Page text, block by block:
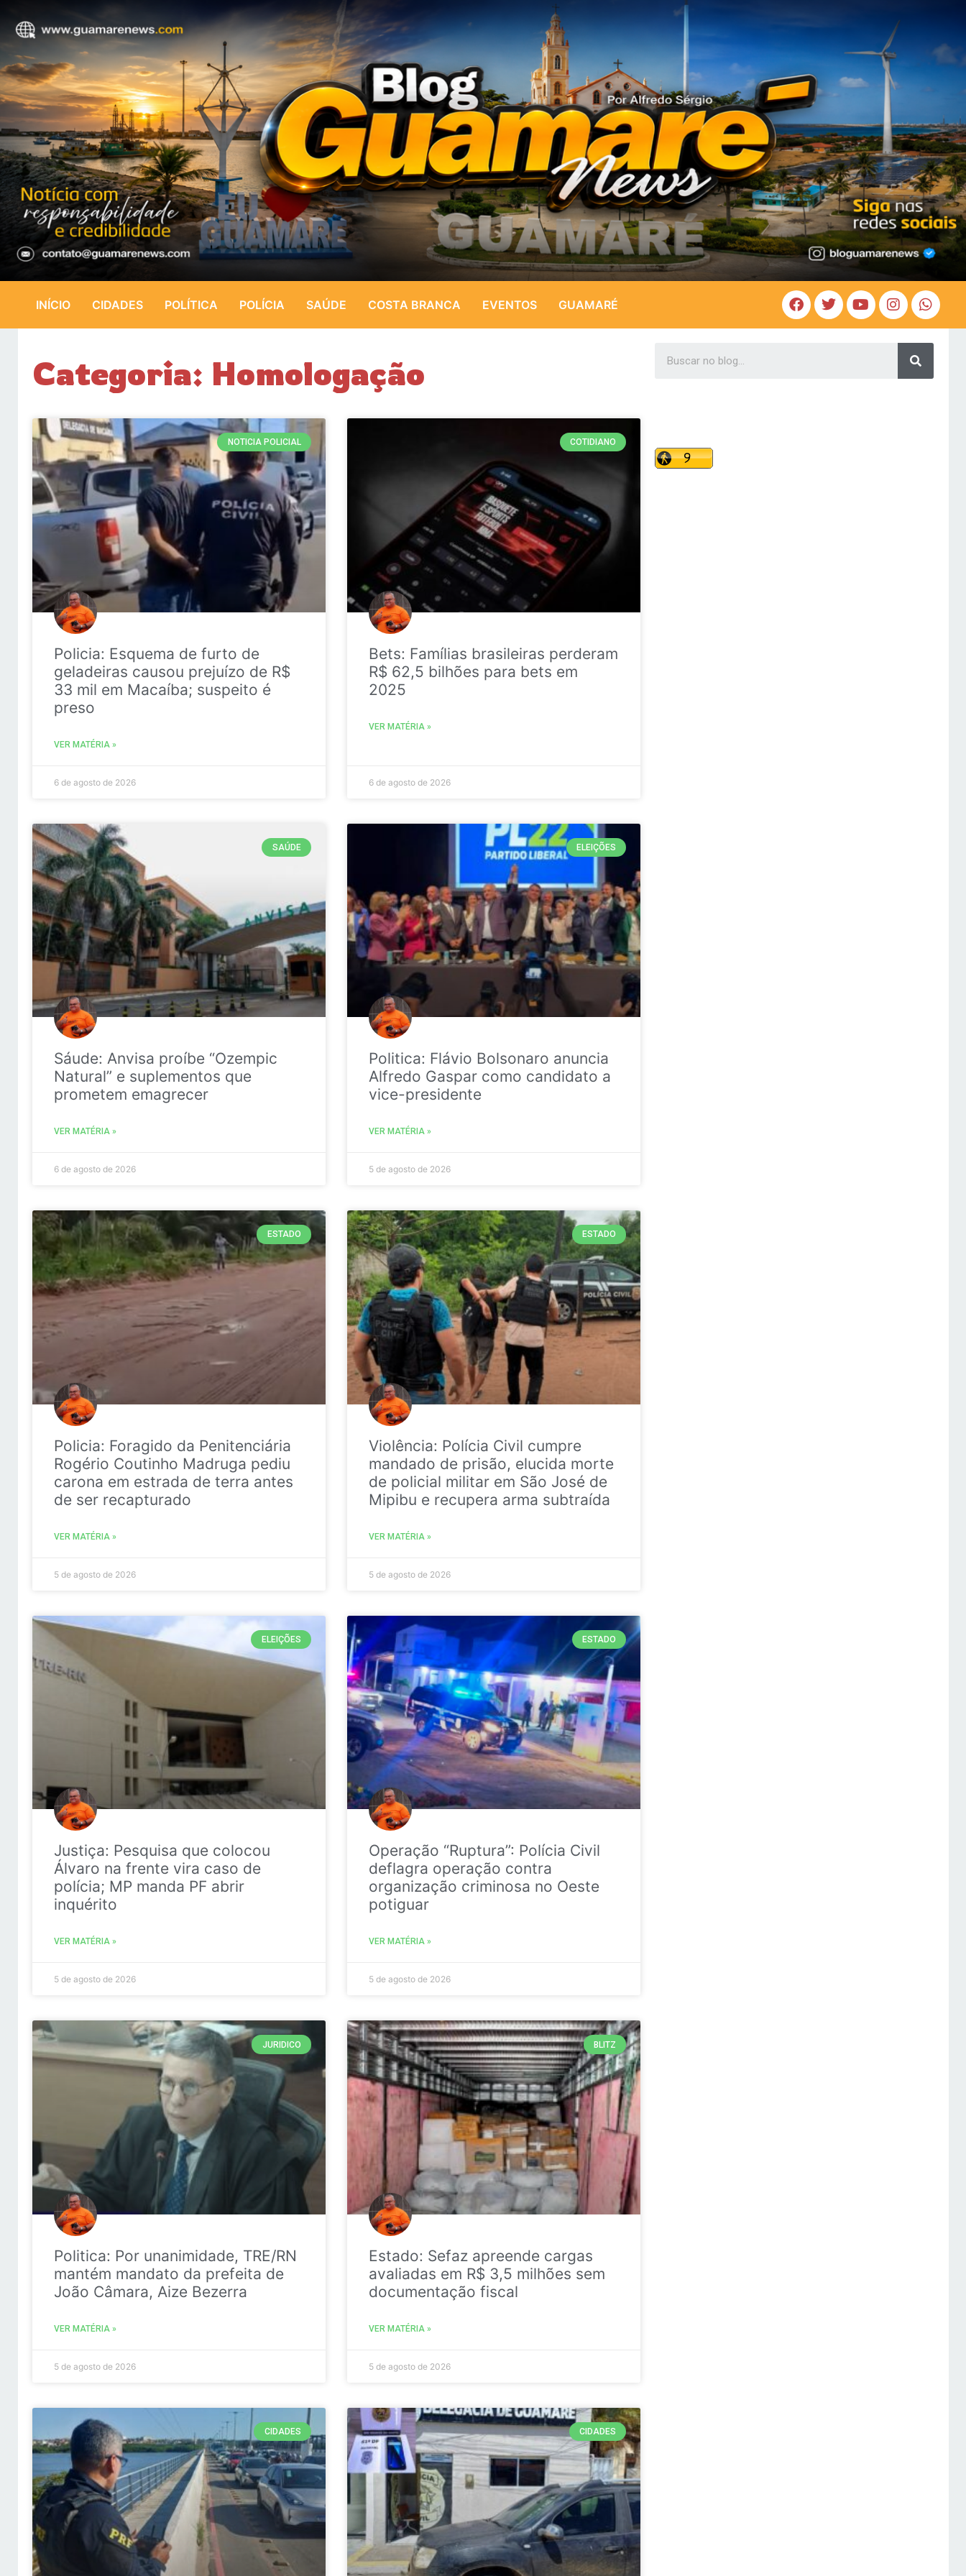
INÍCIO CIDADES POLÍTICA POLÍCIA SAÚDE COSTA BRANCA EVENTOS GUAMARÉ
Categoria: Homologação
NOTICIA POLICIAL
Policia: Esquema de furto de
geladeiras causou prejuízo de R$
33 mil em Macaíba; suspeito é
preso
VER MATÉRIA »
6 de agosto de 2026
COTIDIANO
Bets: Famílias brasileiras perderam
R$ 62,5 bilhões para bets em
2025
VER MATÉRIA »
6 de agosto de 2026
SAÚDE
Sáude: Anvisa proíbe “Ozempic
Natural” e suplementos que
prometem emagrecer
VER MATÉRIA »
6 de agosto de 2026
ELEIÇÕES
Politica: Flávio Bolsonaro anuncia
Alfredo Gaspar como candidato a
vice-presidente
VER MATÉRIA »
5 de agosto de 2026
ESTADO
Policia: Foragido da Penitenciária
Rogério Coutinho Madruga pediu
carona em estrada de terra antes
de ser recapturado
VER MATÉRIA »
5 de agosto de 2026
ESTADO
Violência: Polícia Civil cumpre
mandado de prisão, elucida morte
de policial militar em São José de
Mipibu e recupera arma subtraída
VER MATÉRIA »
5 de agosto de 2026
ELEIÇÕES
Justiça: Pesquisa que colocou
Álvaro na frente vira caso de
polícia; MP manda PF abrir
inquérito
VER MATÉRIA »
5 de agosto de 2026
ESTADO
Operação “Ruptura”: Polícia Civil
deflagra operação contra
organização criminosa no Oeste
potiguar
VER MATÉRIA »
5 de agosto de 2026
JURIDICO
Politica: Por unanimidade, TRE/RN
mantém mandato da prefeita de
João Câmara, Aize Bezerra
VER MATÉRIA »
5 de agosto de 2026
BLITZ
Estado: Sefaz apreende cargas
avaliadas em R$ 3,5 milhões sem
documentação fiscal
VER MATÉRIA »
5 de agosto de 2026
CIDADES CIDADES